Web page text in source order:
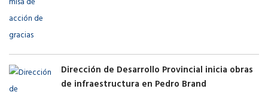
Dirección de Desarrollo Provincial inicia obras
de infraestructura en Pedro Brand